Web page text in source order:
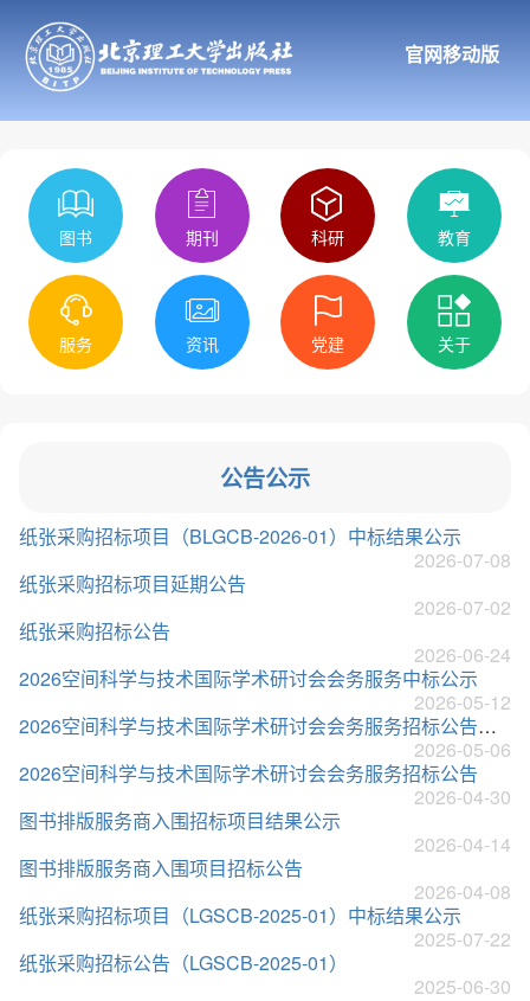
官网移动版
图书 期刊 科研 教育
服务 资讯 党建 关于
公告公示
纸张采购招标项目（BLGCB-2026-01）中标结果公示
2026-07-08
纸张采购招标项目延期公告
2026-07-02
纸张采购招标公告
2026-06-24
2026空间科学与技术国际学术研讨会会务服务中标公示
2026-05-12
2026空间科学与技术国际学术研讨会会务服务招标公告（第二次）
2026-05-06
2026空间科学与技术国际学术研讨会会务服务招标公告
2026-04-30
图书排版服务商入围招标项目结果公示
2026-04-14
图书排版服务商入围项目招标公告
2026-04-08
纸张采购招标项目（LGSCB-2025-01）中标结果公示
2025-07-22
纸张采购招标公告（LGSCB-2025-01）
2025-06-30